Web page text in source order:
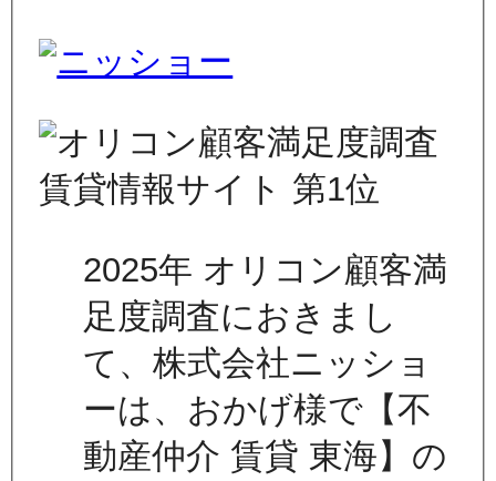
2025年 オリコン顧客満
足度調査におきまし
て、株式会社ニッショ
ーは、おかげ様で【不
動産仲介 賃貸 東海】の